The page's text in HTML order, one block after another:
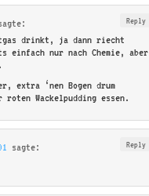
Reply
drinkt, ja dann riecht
einfach nur nach Chemie, aber
extra ‘nen Bogen drum
Wackelpudding essen.
sagte: Reply